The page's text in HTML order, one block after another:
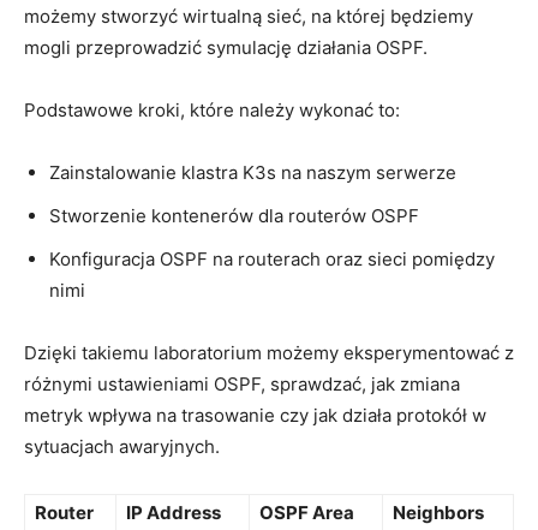
⁣możemy stworzyć wirtualną sieć, na ⁣której będziemy
mogli przeprowadzić ​symulację działania OSPF.
Podstawowe kroki, ‌które należy​ wykonać to:
Zainstalowanie⁤ klastra K3s ‌na ⁢naszym serwerze
Stworzenie‌ kontenerów ⁤dla routerów⁣ OSPF
Konfiguracja OSPF na routerach⁢ oraz sieci pomiędzy
nimi
Dzięki takiemu ⁢laboratorium możemy eksperymentować z
różnymi ‍ustawieniami OSPF, sprawdzać, jak zmiana
metryk ⁤wpływa na‌ trasowanie ⁣czy jak⁢ działa protokół w
sytuacjach ⁣awaryjnych.
Router IP Address OSPF‌ Area Neighbors